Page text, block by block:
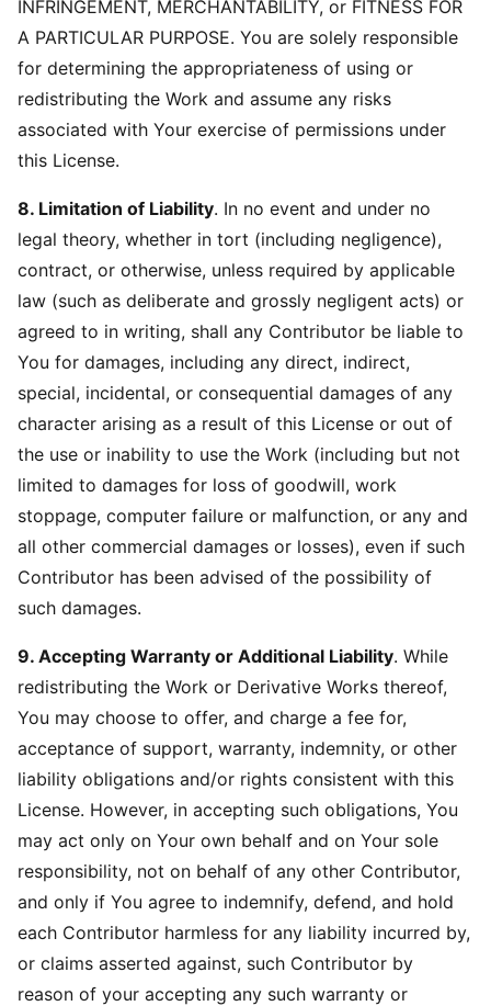
INFRINGEMENT, MERCHANTABILITY, or FITNESS FOR
A PARTICULAR PURPOSE. You are solely responsible
for determining the appropriateness of using or
redistributing the Work and assume any risks
associated with Your exercise of permissions under
this License.
8. Limitation of Liability. In no event and under no
legal theory, whether in tort (including negligence),
contract, or otherwise, unless required by applicable
law (such as deliberate and grossly negligent acts) or
agreed to in writing, shall any Contributor be liable to
You for damages, including any direct, indirect,
special, incidental, or consequential damages of any
character arising as a result of this License or out of
the use or inability to use the Work (including but not
limited to damages for loss of goodwill, work
stoppage, computer failure or malfunction, or any and
all other commercial damages or losses), even if such
Contributor has been advised of the possibility of
such damages.
9. Accepting Warranty or Additional Liability. While
redistributing the Work or Derivative Works thereof,
You may choose to offer, and charge a fee for,
acceptance of support, warranty, indemnity, or other
liability obligations and/or rights consistent with this
License. However, in accepting such obligations, You
may act only on Your own behalf and on Your sole
responsibility, not on behalf of any other Contributor,
and only if You agree to indemnify, defend, and hold
each Contributor harmless for any liability incurred by,
or claims asserted against, such Contributor by
reason of your accepting any such warranty or